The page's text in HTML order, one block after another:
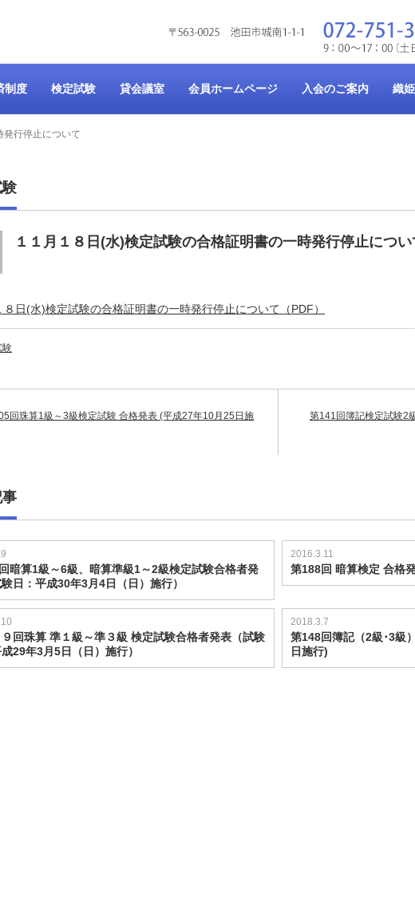
制度 検定試験 貸会議室 会員ホームページ 入会のご案内 織
発行停止について
１１月１８日(水)検定試験の合格証明書の一時発行停止につい
８日(水)検定試験の合格証明書の一時発行停止について（PDF）
験
回珠算1級～3級検定試験 合格発表 (平成27年10月25日施
第141回簿記検定試験2
事
暗算1級～6級、暗算準級1～2級検定試験合格者発
日：平成30年3月4日（日）施行）
2016.3.11
第188回 暗算検定 合格
回珠算 準１級～準３級 検定試験合格者発表（試験
29年3月5日（日）施行）
2018.3.7
第148回簿記（2級･3級
日施行)